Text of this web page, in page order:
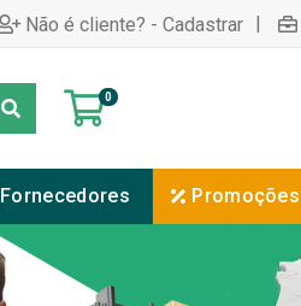
Não é cliente? - Cadastrar |
0
Fornecedores Promoções